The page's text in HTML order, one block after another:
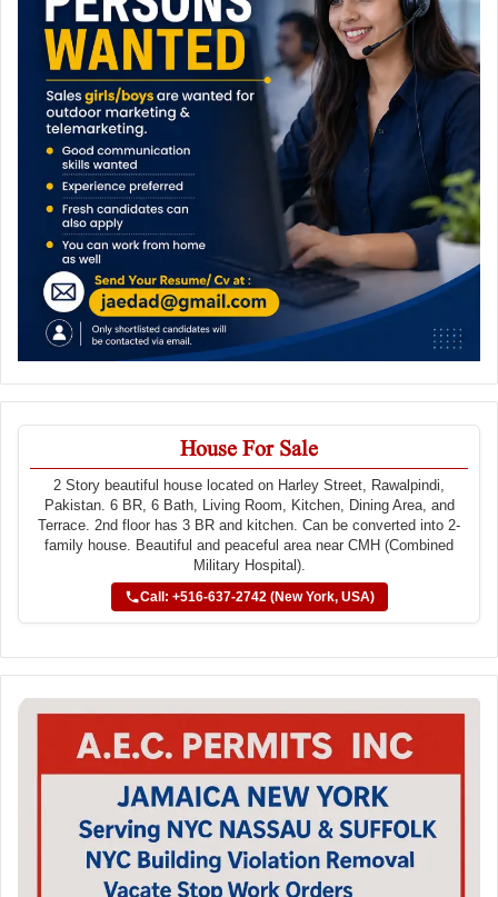
House For Sale
2 Story beautiful house located on Harley Street, Rawalpindi,
Pakistan. 6 BR, 6 Bath, Living Room, Kitchen, Dining Area, and
Terrace. 2nd floor has 3 BR and kitchen. Can be converted into 2-
family house. Beautiful and peaceful area near CMH (Combined
Military Hospital).
Call: +516-637-2742 (New York, USA)